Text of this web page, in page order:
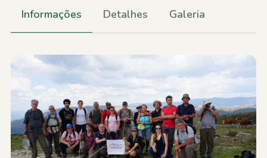
Informações Detalhes Galeria